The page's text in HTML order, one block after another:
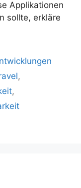
Applikationen
sollte, erkläre
,
,